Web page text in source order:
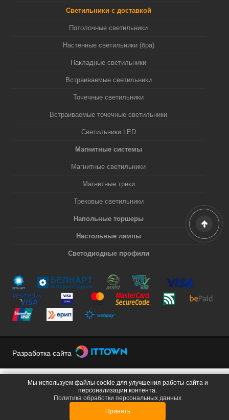
Светильники с доставкой
Потолочные светильники
Настенные светильники (бра)
Накладные светильники
Встраиваемые светильники
Точечные светильники
Встраиваемые точечные светильники
Светильники LED
Магнитные системы
Магнитные светильники
Магнитные треки
Трековые светильники
Напольные торшеры
Настольные лампы
Светодиодные профили
Разработка сайта
Мы используем файлы cookie для улучшения работы сайта и
персонализации контента.
Политика обработки персональных данных
Принять